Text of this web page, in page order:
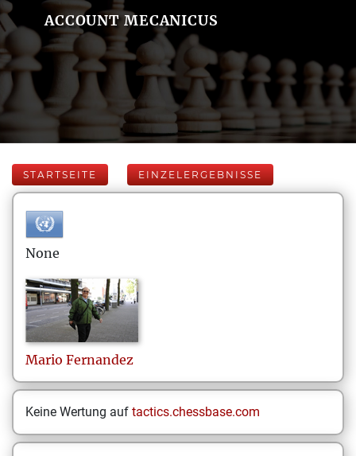
ACCOUNT MECANICUS
STARTSEITE EINZELERGEBNISSE
None
Mario Fernandez
Keine Wertung auf tactics.chessbase.com